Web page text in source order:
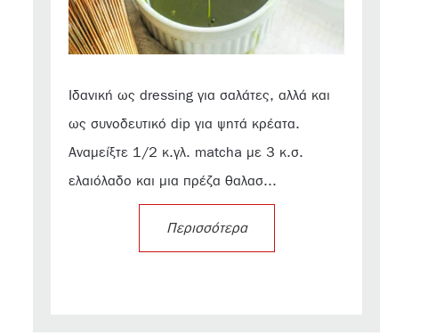
Ιδανική ως dressing για σαλάτες, αλλά και
ως συνοδευτικό dip για ψητά κρέατα.
Αναμείξτε 1/2 κ.γλ. matcha με 3 κ.σ.
ελαιόλαδο και μια πρέζα θαλασ...
Περισσότερα